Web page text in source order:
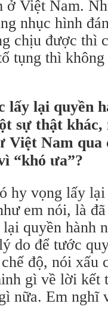
ở Việt Nam.
nhục hình
chịu được thì
tụng thì
lấy lại quyền
sự thật
Việt Nam qua
“khó ưa”?
hy vọng lấy
em nói, là
quyền hành
do để tước
độ, nói
gì về lời kết
nữa. Em nghĩ